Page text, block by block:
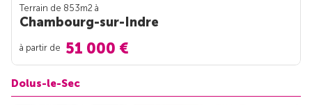
Terrain de 853m2 à
Chambourg-sur-Indre
à partir de 51 000 €
Dolus-le-Sec